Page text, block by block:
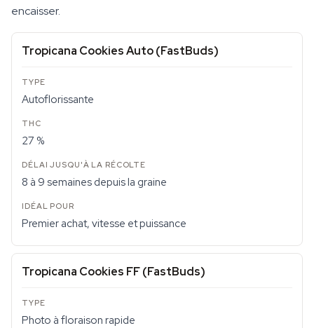
encaisser.
Tropicana Cookies Auto (FastBuds)
Autoflorissante
27 %
8 à 9 semaines depuis la graine
Premier achat, vitesse et puissance
Tropicana Cookies FF (FastBuds)
Photo à floraison rapide